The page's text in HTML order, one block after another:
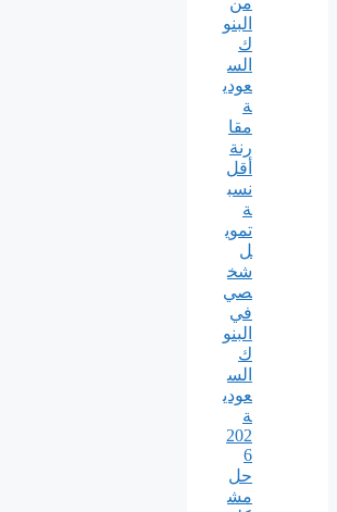
البنو
ك
الس
عودي
ة
مقا
رنة
أقل
نسب
ة
تموي
ل
شخ
صي
في
البنو
ك
الس
عودي
ة
202
6
حل
مش